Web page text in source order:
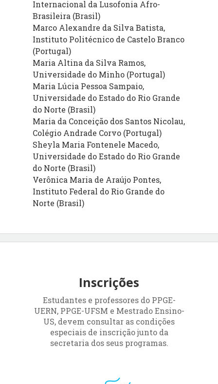
Internacional da Lusofonia Afro-
Brasileira (Brasil)
Marco Alexandre da Silva Batista,
Instituto Politécnico de Castelo Branco
(Portugal)
Maria Altina da Silva Ramos,
Universidade do Minho (Portugal)
Maria Lúcia Pessoa Sampaio,
Universidade do Estado do Rio Grande
do Norte (Brasil)
Maria da Conceição dos Santos Nicolau,
Colégio Andrade Corvo (Portugal)
Sheyla Maria Fontenele Macedo,
Universidade do Estado do Rio Grande
do Norte (Brasil)
Verônica Maria de Araújo Pontes,
Instituto Federal do Rio Grande do
Norte (Brasil)
Inscrições
Estudantes e professores do PPGE-
UERN, PPGE-UFSM e Mestrado Ensino-
US, devem consultar as condições
especiais de inscrição junto da
secretaria dos seus programas.